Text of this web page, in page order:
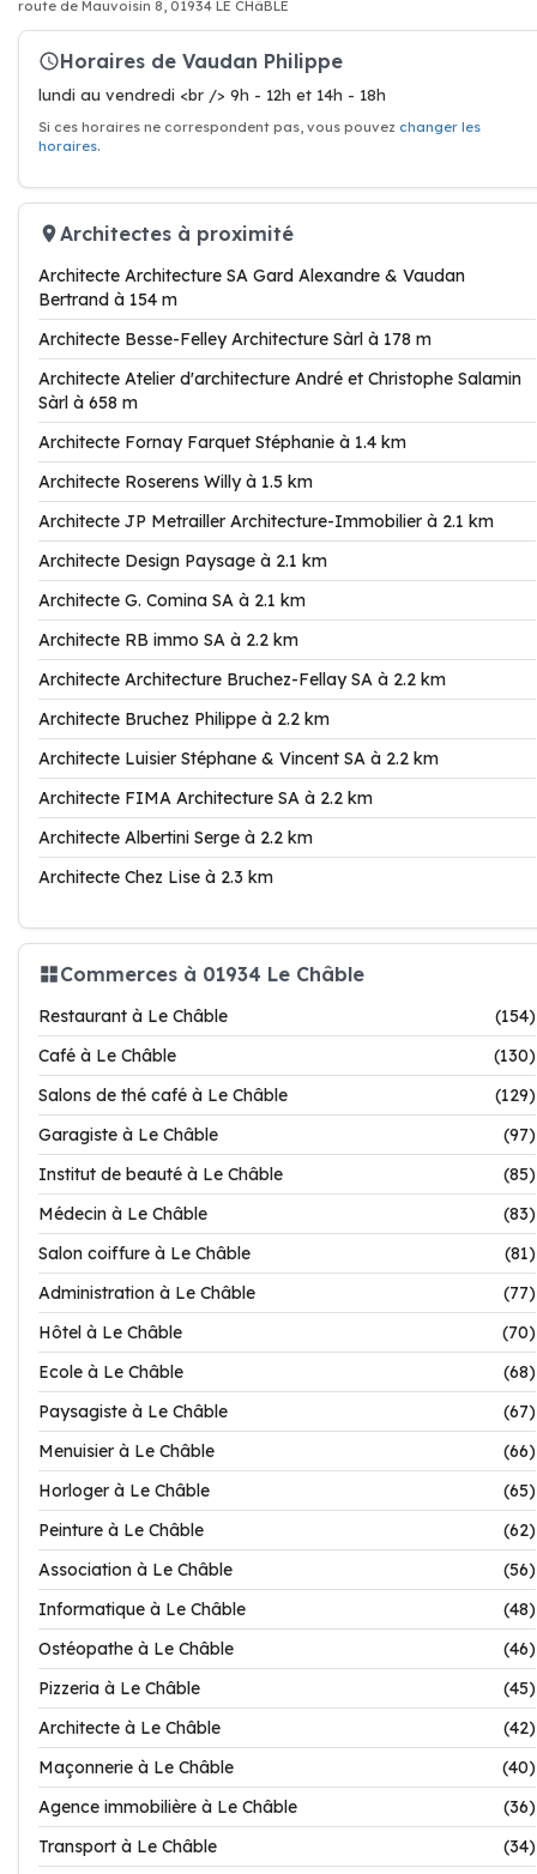
route de Mauvoisin 8, 01934 LE CHâBLE
Horaires de Vaudan Philippe
lundi au vendredi <br /> 9h - 12h et 14h - 18h
Si ces horaires ne correspondent pas, vous pouvez changer les
horaires.
Architectes à proximité
Architecte Architecture SA Gard Alexandre & Vaudan
Bertrand à 154 m
Architecte Besse-Felley Architecture Sàrl à 178 m
Architecte Atelier d'architecture André et Christophe Salamin
Sàrl à 658 m
Architecte Fornay Farquet Stéphanie à 1.4 km
Architecte Roserens Willy à 1.5 km
Architecte JP Metrailler Architecture-Immobilier à 2.1 km
Architecte Design Paysage à 2.1 km
Architecte G. Comina SA à 2.1 km
Architecte RB immo SA à 2.2 km
Architecte Architecture Bruchez-Fellay SA à 2.2 km
Architecte Bruchez Philippe à 2.2 km
Architecte Luisier Stéphane & Vincent SA à 2.2 km
Architecte FIMA Architecture SA à 2.2 km
Architecte Albertini Serge à 2.2 km
Architecte Chez Lise à 2.3 km
Commerces à 01934 Le Châble
Restaurant à Le Châble
(154)
Café à Le Châble
(130)
Salons de thé café à Le Châble
(129)
Garagiste à Le Châble
(97)
Institut de beauté à Le Châble
(85)
Médecin à Le Châble
(83)
Salon coiffure à Le Châble
(81)
Administration à Le Châble
(77)
Hôtel à Le Châble
(70)
Ecole à Le Châble
(68)
Paysagiste à Le Châble
(67)
Menuisier à Le Châble
(66)
Horloger à Le Châble
(65)
Peinture à Le Châble
(62)
Association à Le Châble
(56)
Informatique à Le Châble
(48)
Ostéopathe à Le Châble
(46)
Pizzeria à Le Châble
(45)
Architecte à Le Châble
(42)
Maçonnerie à Le Châble
(40)
Agence immobilière à Le Châble
(36)
Transport à Le Châble
(34)